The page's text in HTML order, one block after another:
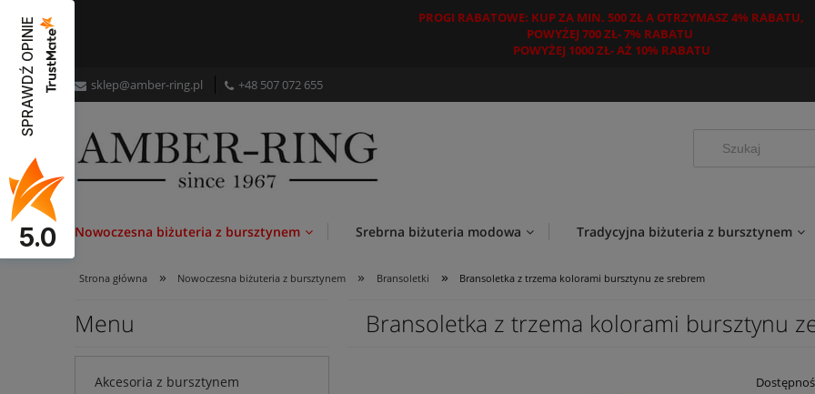
PROGI RABATOWE: KUP ZA MIN. 500 ZŁ A OTRZYMASZ 4% RABATU,
POWYŻEJ 700 ZŁ- 7% RABATU
POWYŻEJ 1000 ZŁ- AŻ 10% RABATU
sklep@amber-ring.pl +48 507 072 655
Nowoczesna biżuteria z bursztynem Srebrna biżuteria modowa Tradycyjna biżuteria z bursztynem
Strona główna » Nowoczesna biżuteria z bursztynem » Bransoletki » Bransoletka z trzema kolorami bursztynu ze srebrem
Menu
Akcesoria z bursztynem
Bransoletka z trzema kolorami bursztynu
SPRAWDŹ OPINIE
5.0